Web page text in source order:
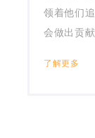
领着他们
会做出贡献
了解更多